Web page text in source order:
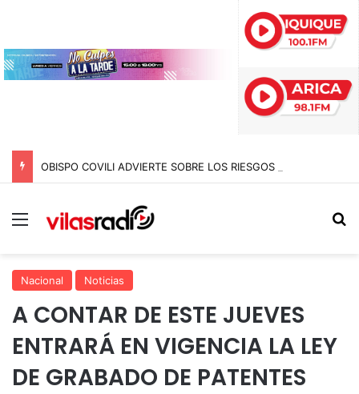
Menú
Nacional Noticias
A CONTAR DE ESTE JUEVES
ENTRARÁ EN VIGENCIA LA LEY
DE GRABADO DE PATENTES